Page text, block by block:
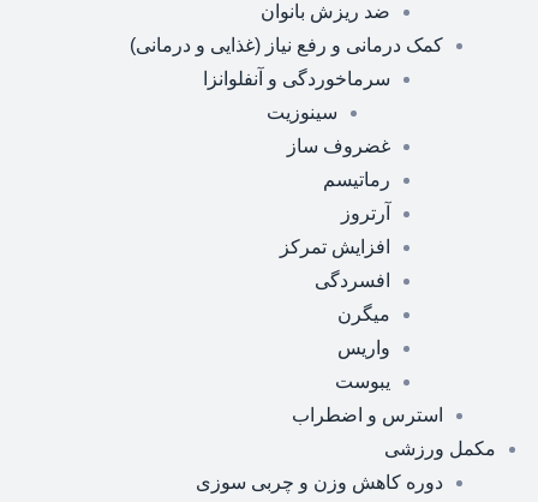
ضد ریزش بانوان
کمک درمانی و رفع نیاز (غذایی و درمانی)
سرماخوردگی و آنفلوانزا
سینوزیت
غضروف ساز
رماتیسم
آرتروز
افزایش تمرکز
افسردگی
میگرن
واریس
یبوست
استرس و اضطراب
مکمل ورزشی
دوره کاهش وزن و چربی سوزی